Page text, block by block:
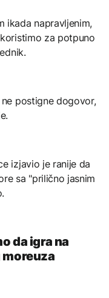
ikada napravljenim,
za potpuno
postigne dogovor,
izjavio je ranije da
sa "prilično jasnim
da igra na